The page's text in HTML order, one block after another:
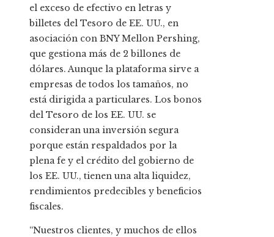
el exceso de efectivo en letras y
billetes del Tesoro de EE. UU., en
asociación con BNY Mellon Pershing,
que gestiona más de 2 billones de
dólares. Aunque la plataforma sirve a
empresas de todos los tamaños, no
está dirigida a particulares. Los bonos
del Tesoro de los EE. UU. se
consideran una inversión segura
porque están respaldados por la
plena fe y el crédito del gobierno de
los EE. UU., tienen una alta liquidez,
rendimientos predecibles y beneficios
fiscales.
“Nuestros clientes, y muchos de ellos